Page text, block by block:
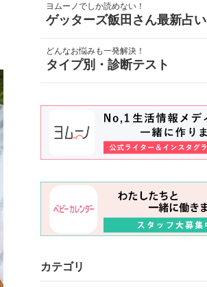
ヨムーノでしか読めない！
ゲッターズ飯田さん最新占い
どんなお悩みも一発解決！
タイプ別・診断テスト
カテゴリ